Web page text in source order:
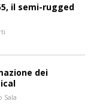
il semi-rugged
dei
Sala